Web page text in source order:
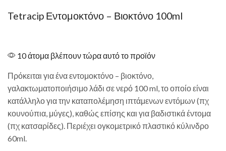
Tetracip Εντομοκτόνο – Βιοκτόνο 100ml
10 άτομα βλέπουν τώρα αυτό το προϊόν
Πρόκειται για ένα εντομοκτόνο – βιοκτόνο,
γαλακτωματοποιήσιμο λάδι σε νερό 100 ml, το οποίο είναι
κατάλληλο για την καταπολέμηση ιπτάμενων εντόμων (πχ
κουνούπια, μύγες), καθώς επίσης και για βαδιστικά έντομα
(πχ κατσαρίδες). Περιέχει ογκομετρικό πλαστικό κύλινδρο
60ml.